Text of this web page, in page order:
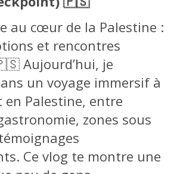
au cœur de la Palestine :
et rencontres
Aujourd’hui, je
un voyage immersif à
en Palestine, entre
zones sous
Ce vlog te montre une